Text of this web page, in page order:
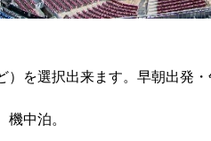
を選択出来ます。早朝出発
中泊。